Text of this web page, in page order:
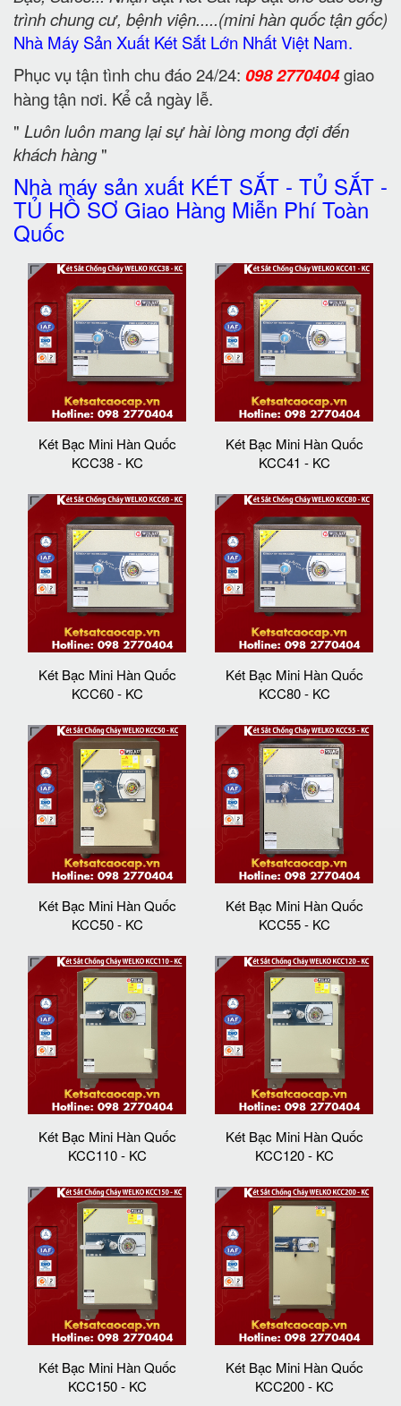
trình chung cư, bệnh viện.....(mini hàn quốc tận gốc)
Nhà Máy Sản Xuất Két Sắt Lớn Nhất Việt Nam.
Phục vụ tận tình chu đáo 24/24: 098 2770404giao
hàng tận nơi. Kể cả ngày lễ.
" Luôn luôn mang lại sự hài lòng mong đợi đến
khách hàng"
Nhà máy sản xuất KÉT SẮT - TỦ SẮT -
TỦ HỒ SƠ Giao Hàng Miễn Phí Toàn
Quốc
Két Bạc Mini Hàn Quốc
KCC38 - KC
Két Bạc Mini Hàn Quốc
KCC41 - KC
Két Bạc Mini Hàn Quốc
KCC60 - KC
Két Bạc Mini Hàn Quốc
KCC80 - KC
Két Bạc Mini Hàn Quốc
KCC50 - KC
Két Bạc Mini Hàn Quốc
KCC55 - KC
Két Bạc Mini Hàn Quốc
KCC110 - KC
Két Bạc Mini Hàn Quốc
KCC120 - KC
Két Bạc Mini Hàn Quốc
KCC150 - KC
Két Bạc Mini Hàn Quốc
KCC200 - KC